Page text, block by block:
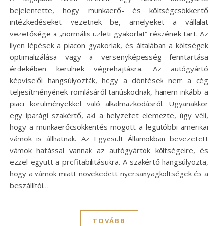
bejelentette, hogy munkaerő- és költségcsökkentő
intézkedéseket vezetnek be, amelyeket a vállalat
vezetősége a „normális üzleti gyakorlat” részének tart. Az
ilyen lépések a piacon gyakoriak, és általában a költségek
optimalizálása vagy a versenyképesség fenntartása
érdekében kerülnek végrehajtásra. Az autógyártó
képviselői hangsúlyozták, hogy a döntések nem a cég
teljesítményének romlásáról tanúskodnak, hanem inkább a
piaci körülményekkel való alkalmazkodásról. Ugyanakkor
egy iparági szakértő, aki a helyzetet elemezte, úgy véli,
hogy a munkaerőcsökkentés mögött a legutóbbi amerikai
vámok is állhatnak. Az Egyesült Államokban bevezetett
vámok hatással vannak az autógyártók költségeire, és
ezzel együtt a profitabilitásukra. A szakértő hangsúlyozta,
hogy a vámok miatt növekedett nyersanyagköltségek és a
beszállítói…
TOVÁBB